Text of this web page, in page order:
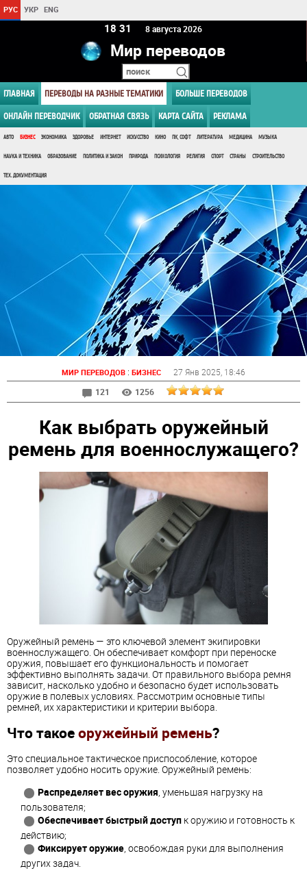
РУС УКР ENG
18:31 8 августа 2026
Мир переводов
ГЛАВНАЯ ПЕРЕВОДЫ НА РАЗНЫЕ ТЕМАТИКИ БОЛЬШЕ ПЕРЕВОДОВ
ОНЛАЙН ПЕРЕВОДЧИК ОБРАТНАЯ СВЯЗЬ КАРТА САЙТА РЕКЛАМА
АВТО БИЗНЕС ЭКОНОМИКА ЗДОРОВЬЕ ИНТЕРНЕТ ИСКУССТВО КИНО ПК, СОФТ ЛИТЕРАТУРА МЕДИЦИНА МУЗЫКА
НАУКА И ТЕХНИКА ОБРАЗОВАНИЕ ПОЛИТИКА И ЗАКОН ПРИРОДА ПСИХОЛОГИЯ РЕЛИГИЯ СПОРТ СТРАНЫ СТРОИТЕЛЬСТВО
ТЕХ. ДОКУМЕНТАЦИЯ
МИР ПЕРЕВОДОВ : БИЗНЕС 27 Янв 2025 , 18:46
121
1256
Как выбрать оружейный
ремень для военнослужащего?
Оружейный ремень — это ключевой элемент экипировки
военнослужащего. Он обеспечивает комфорт при переноске
оружия, повышает его функциональность и помогает
эффективно выполнять задачи. От правильного выбора ремня
зависит, насколько удобно и безопасно будет использовать
оружие в полевых условиях. Рассмотрим основные типы
ремней, их характеристики и критерии выбора.
Что такоеоружейный ремень?
Это специальное тактическое приспособление, которое
позволяет удобно носить оружие. Оружейный ремень:
Распределяет вес оружия, уменьшая нагрузку на
пользователя;
Обеспечивает быстрый доступ к оружию и готовность к
действию;
Фиксирует оружие, освобождая руки для выполнения
других задач.